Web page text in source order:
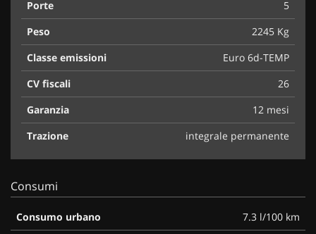
Porte
5
Peso
2245 Kg
Classe emissioni
Euro 6d-TEMP
CV fiscali
26
Garanzia
12 mesi
Trazione
integrale permanente
Consumi
Consumo urbano
7.3 l/100 km